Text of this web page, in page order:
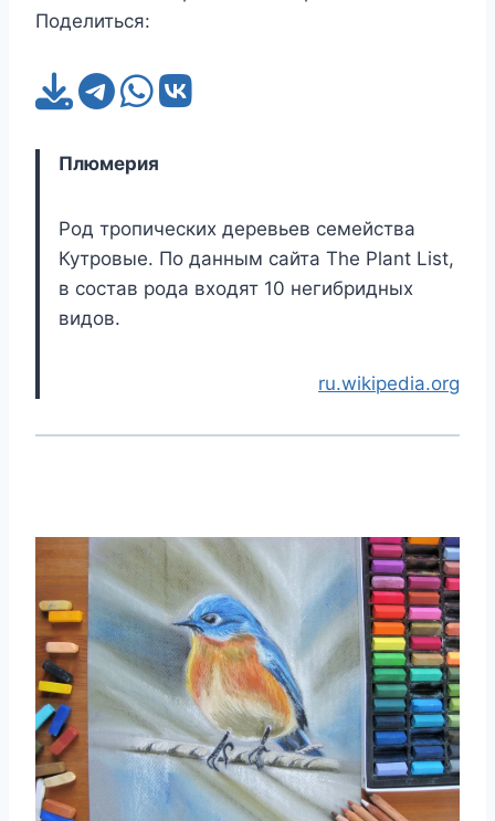
Поделиться:
Плюмерия
Род тропических деревьев семейства
Кутровые. По данным сайта The Plant List,
в состав рода входят 10 негибридных
видов.
ru.wikipedia.org